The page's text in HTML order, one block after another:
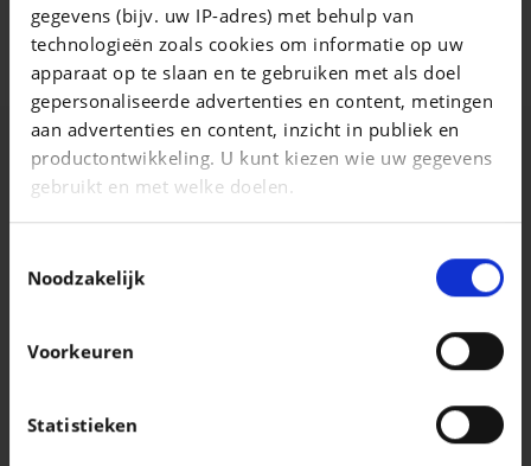
gegevens (bijv. uw IP-adres) met behulp van
technologieën zoals cookies om informatie op uw
apparaat op te slaan en te gebruiken met als doel
gepersonaliseerde advertenties en content, metingen
aan advertenties en content, inzicht in publiek en
productontwikkeling. U kunt kiezen wie uw gegevens
gebruikt en met welke doelen.
Informatie verzamelen over uw geografische
locatie, die tot een paar meter nauwkeurig kan zijn
Uw apparaat identificeren door het actief te
scannen op specifieke eigenschappen
Lees meer over hoe uw persoonlijke gegevens worden
detailgedeelte
Noodzakelijk
Voorkeuren
Statistieken
Les offres de remises sont soumises à conditions, voir en
concession.
FIAT 500